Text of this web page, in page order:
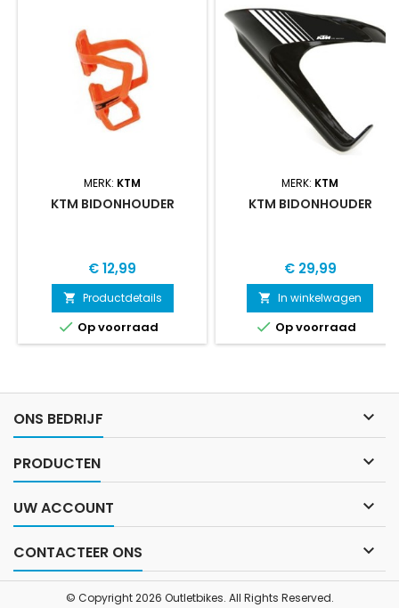
MERK: KTM
KTM BIDONHOUDER
Prijs
€ 12,99
 Productdetails
 Op voorraad
MERK: KTM
KTM BIDONHOUDER
Prijs
€ 29,99
 In winkelwagen
 Op voorraad
ONS BEDRIJF 
PRODUCTEN 
UW ACCOUNT 
CONTACTEER ONS 
© Copyright 2026 Outletbikes. All Rights Reserved.